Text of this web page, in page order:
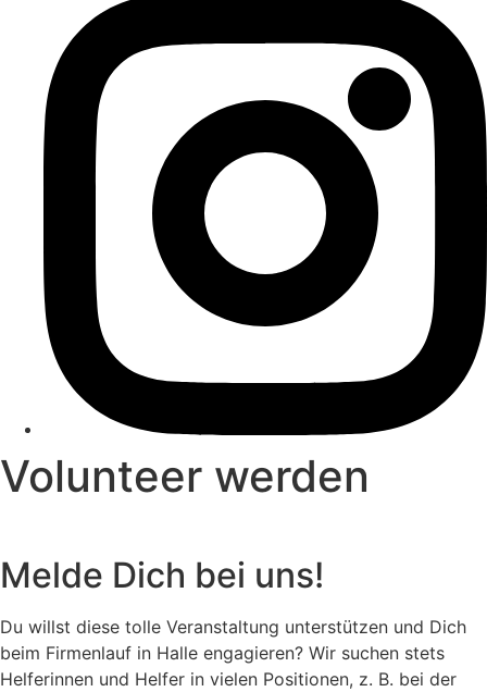
Volunteer werden
Melde Dich bei uns!
Du willst diese tolle Veranstaltung unterstützen und Dich
beim Firmenlauf in Halle engagieren? Wir suchen stets
Helferinnen und Helfer in vielen Positionen, z. B. bei der